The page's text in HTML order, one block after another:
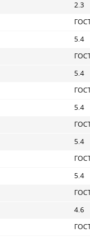
2.3
5.4
5.4
5.4
5.4
5.4
4.6